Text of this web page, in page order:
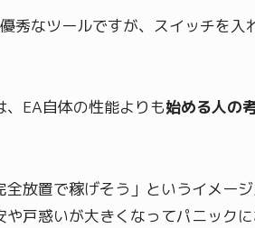
秀なツールですが、スイッチを入
EA自体の性能よりも始める人の
放置で稼げそう」というイメー
戸惑いが大きくなってパニックに